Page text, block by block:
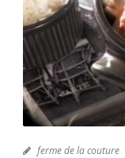
ferme de la couture